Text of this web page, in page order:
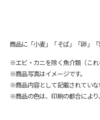
商品に「小麦」「そば」「卵」
※エビ・カニを除く魚介類（これ
※商品写真はイメージです。
※商品内容として記載されていな
※商品の色は、印刷の都合により